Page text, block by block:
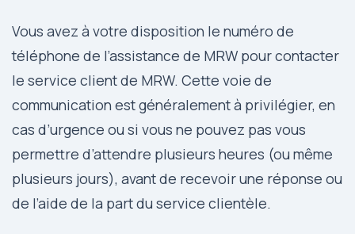
Vous avez à votre disposition le numéro de
téléphone de l’assistance de MRW pour contacter
le service client de MRW. Cette voie de
communication est généralement à privilégier, en
cas d’urgence ou si vous ne pouvez pas vous
permettre d’attendre plusieurs heures (ou même
plusieurs jours), avant de recevoir une réponse ou
de l’aide de la part du service clientèle.